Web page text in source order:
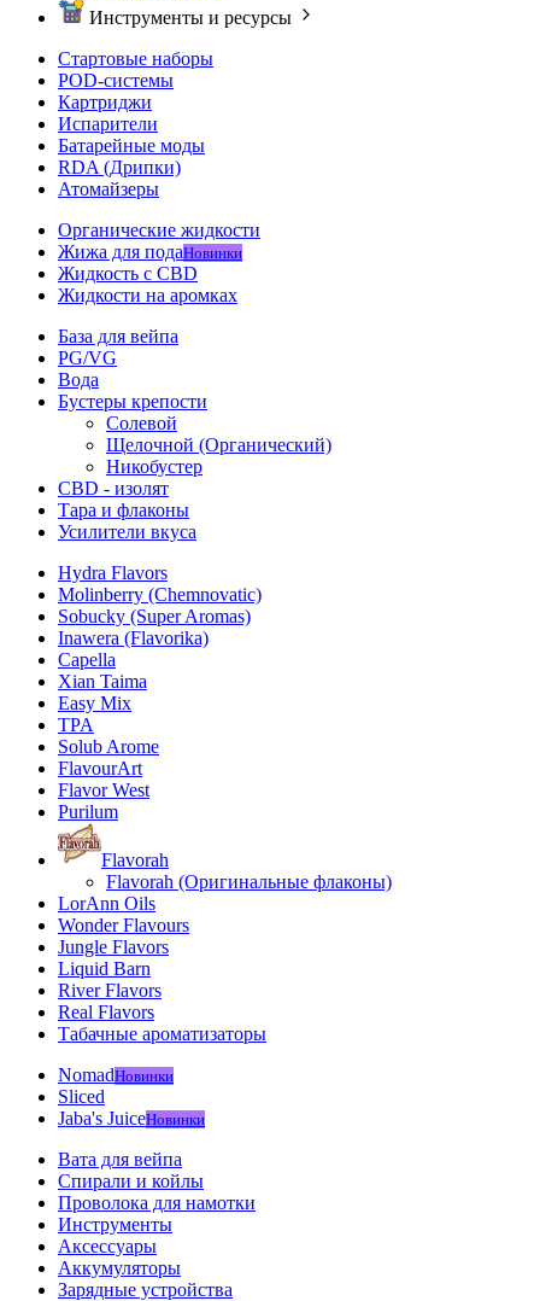
Инструменты и ресурсы
Стартовые наборы
POD-системы
Картриджи
Испарители
Батарейные моды
RDA (Дрипки)
Атомайзеры
Органические жидкости
Жижа для подаНовинки
Жидкость с CBD
Жидкости на аромках
База для вейпа
PG/VG
Вода
Бустеры крепости
Солевой
Щелочной (Органический)
Никобустер
CBD - изолят
Тара и флаконы
Усилители вкуса
Hydra Flavors
Molinberry (Chemnovatic)
Sobucky (Super Aromas)
Inawera (Flavorika)
Capella
Xian Taima
Easy Mix
TPA
Solub Arome
FlavourArt
Flavor West
Purilum
Flavorah
Flavorah (Оригинальные флаконы)
LorAnn Oils
Wonder Flavours
Jungle Flavors
Liquid Barn
River Flavors
Real Flavors
Табачные ароматизаторы
NomadНовинки
Sliced
Jaba's JuiceНовинки
Вата для вейпа
Спирали и койлы
Проволока для намотки
Инструменты
Аксесcуары
Аккумуляторы
Зарядные устройства